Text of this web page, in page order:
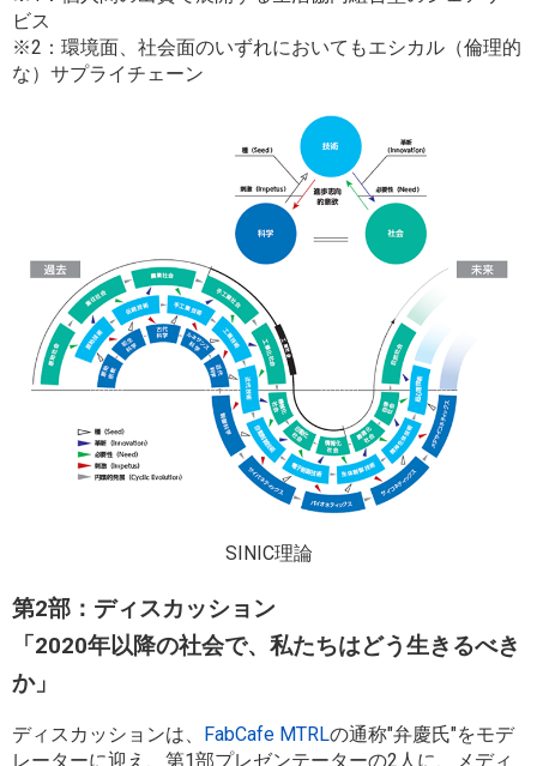
ビス
※2：環境面、社会面のいずれにおいてもエシカル（倫理的
な）サプライチェーン
SINIC理論
第2部：ディスカッション
「2020年以降の社会で、私たちはどう生きるべき
か」
ディスカッションは、 FabCafe MTRLの通称"弁慶氏"をモデ
レーターに迎え、第1部プレゼンテーターの2人に、メディ